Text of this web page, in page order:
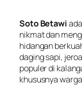
Soto Betawi
nikmat dan
hidangan
daging sapi,
populer di
khususnya